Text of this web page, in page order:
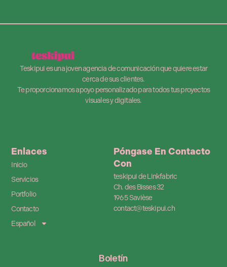
Teskipui es una joven agencia de comunicación que quiere estar
cerca de sus clientes.
Te proporcionamos apoyo personalizado para todos tus proyectos
visuales y digitales.
Enlaces
Inicio
Servicios
Portfolio
Contacto
Español
Póngase En Contacto
Con
teskipui de Linkfabric
Ch. des Bisses 32
1965 Savièse
contact@teskipui.ch
Boletín